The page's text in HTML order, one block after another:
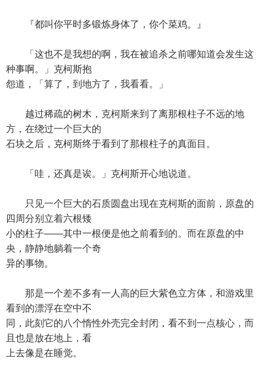
『都叫你平时多锻炼身体了，你个菜鸡。』
「这也不是我想的啊，我在被追杀之前哪知道会发生这
种事啊。」克柯斯抱
怨道，「算了，到地方了，我看看。」
越过稀疏的树木，克柯斯来到了离那根柱子不远的地
方，在绕过一个巨大的
石块之后，克柯斯终于看到了那根柱子的真面目。
「哇，还真是诶。」克柯斯开心地说道。
只见一个巨大的石质圆盘出现在克柯斯的面前，原盘的
四周分别立着六根矮
小的柱子——其中一根便是他之前看到的。而在原盘的中
央，静静地躺着一个奇
异的事物。
那是一个差不多有一人高的巨大紫色立方体，和游戏里
看到的漂浮在空中不
同，此刻它的八个惰性外壳完全封闭，看不到一点核心，而
且也是放在地上，看
上去像是在睡觉。